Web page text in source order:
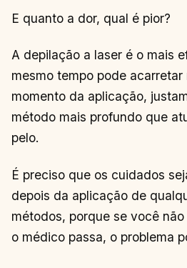
E quanto a dor, qual é pior?
A depilação a laser é o mais
mesmo tempo pode acarretar
momento da aplicação,
método mais profundo que
pelo.
É preciso que os cuidados
depois da aplicação de
métodos, porque se você
o médico passa, o problema